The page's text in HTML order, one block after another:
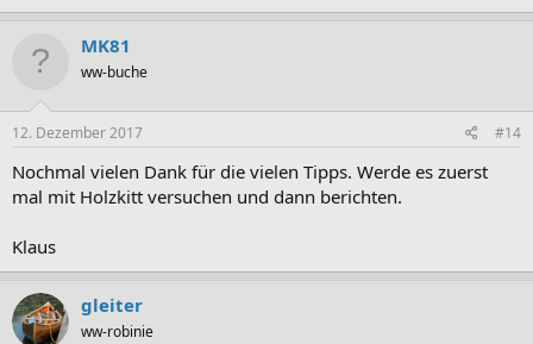
MK81
ww-buche
12. Dezember 2017 #14
Nochmal vielen Dank für die vielen Tipps. Werde es zuerst
mal mit Holzkitt versuchen und dann berichten.
Klaus
gleiter
ww-robinie